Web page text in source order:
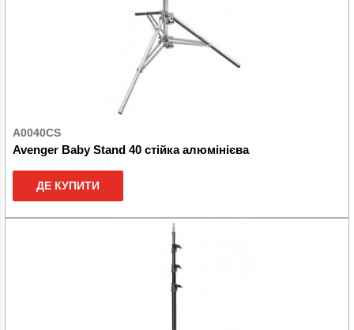
A0040CS
Avenger Baby Stand 40 стійка алюмінієва
ДЕ КУПИТИ